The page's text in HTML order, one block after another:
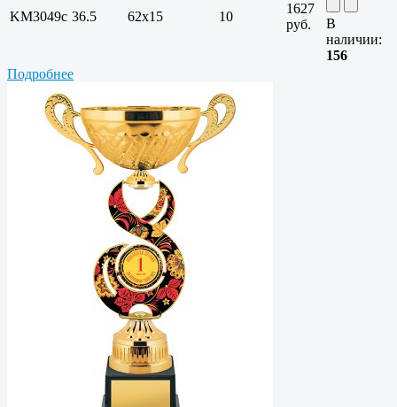
KM3049c 36.5 62х15 10
1627
руб.
В
наличии:
156
Подробнее